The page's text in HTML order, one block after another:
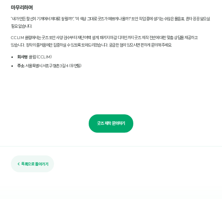
마무리하며
"내가 만든 칼선이 기계에서 제대로 잘릴까?", "이 색상 그대로 굿즈가 예쁘게 나올까?" 도안 작업 중에 생기는 수많은 물음표, 혼자 끙끙 앓으실
필요 없습니다.
CCLIM 클림에서는 굿즈 도안 사양 검수부터 재단 여백 설계, 패키지 마감 디자인까지 굿즈 제작 전반에 대한 맞춤 상담을 제공하고
있습니다. 창작의 즐거움에만 집중하실 수 있도록 도와드리겠습니다. 궁금한 점이 있으시면 편하게 문의해 주세요.
회사명: 클림 (CCLIM)
주소: 서울특별시 서초구 형촌3길 4 (우면동)
굿즈 제작 문의하기
← 목록으로 돌아가기